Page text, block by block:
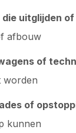
uitglijden
afbouw
of
worden
of
kunnen